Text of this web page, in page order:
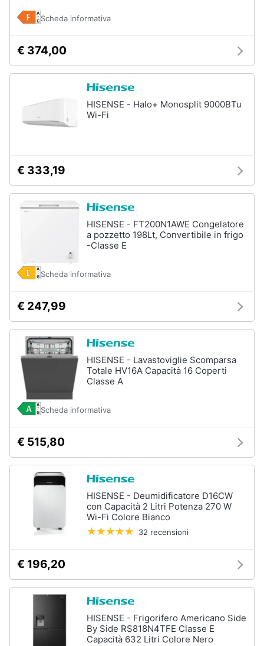
Scheda informativa
€ 374,00
HISENSE - Halo+ Monosplit 9000BTu
Wi-Fi
€ 333,19
HISENSE - FT200N1AWE Congelatore
a pozzetto 198Lt, Convertibile in frigo
-Classe E
Scheda informativa
€ 247,99
HISENSE - Lavastoviglie Scomparsa
Totale HV16A Capacità 16 Coperti
Classe A
Scheda informativa
€ 515,80
HISENSE - Deumidificatore D16CW
con Capacità 2 Litri Potenza 270 W
Wi-Fi Colore Bianco
32 recensioni
€ 196,20
HISENSE - Frigorifero Americano Side
By Side RS818N4TFE Classe E
Capacità 632 Litri Colore Nero